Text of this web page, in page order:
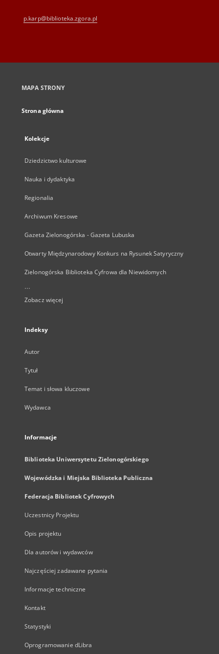
p.karp@biblioteka.zgora.pl
MAPA STRONY
Strona główna
Kolekcje
Dziedzictwo kulturowe
Nauka i dydaktyka
Regionalia
Archiwum Kresowe
Gazeta Zielonogórska - Gazeta Lubuska
Otwarty Międzynarodowy Konkurs na Rysunek Satyryczny
Zielonogórska Biblioteka Cyfrowa dla Niewidomych
...
Zobacz więcej
Indeksy
Autor
Tytuł
Temat i słowa kluczowe
Wydawca
Informacje
Biblioteka Uniwersytetu Zielonogórskiego
Wojewódzka i Miejska Biblioteka Publiczna
Federacja Bibliotek Cyfrowych
Uczestnicy Projektu
Opis projektu
Dla autorów i wydawców
Najczęściej zadawane pytania
Informacje techniczne
Kontakt
Statystyki
Oprogramowanie dLibra